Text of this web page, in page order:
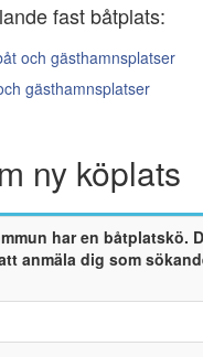
fast båtplats:
och gästhamnsplatser
gästhamnsplatser
ny köplats
har en båtplatskö.
anmäla dig som